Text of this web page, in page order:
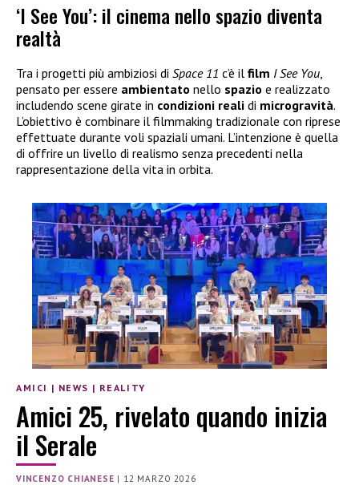
‘I See You’: il cinema nello spazio diventa
realtà
Tra i progetti più ambiziosi di Space 11 c’è il film I See You,
pensato per essere ambientato nello spazio e realizzato
includendo scene girate in condizioni reali di microgravità.
L’obiettivo è combinare il filmmaking tradizionale con riprese
effettuate durante voli spaziali umani. L’intenzione è quella
di offrire un livello di realismo senza precedenti nella
rappresentazione della vita in orbita.
AMICI | NEWS | REALITY
Amici 25, rivelato quando inizia
il Serale
VINCENZO CHIANESE | 12 MARZO 2026